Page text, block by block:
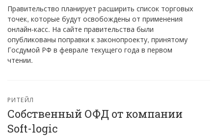
Правительство планирует расширить список торговых
точек, которые будут освобождены от применения
онлайн-касс. На сайте правительства были
опубликованы поправки к законопроекту, принятому
Госдумой РФ в феврале текущего года в первом
чтении.
РИТЕЙЛ
Собственный ОФД от компании
Soft-logic